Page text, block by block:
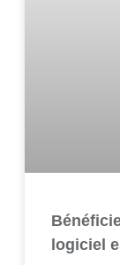
logiciel